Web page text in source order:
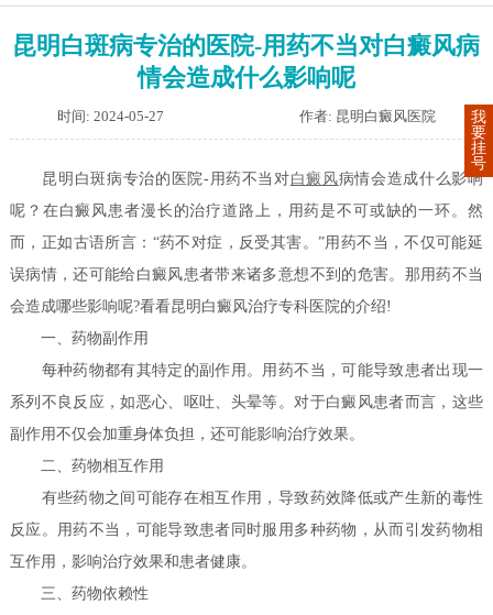
昆明白斑病专治的医院-用药不当对白癜风病
情会造成什么影响呢
时间: 2024-05-27 作者: 昆明白癜风医院
昆明白斑病专治的医院-用药不当对白癜风病情会造成什么影响
呢？在白癜风患者漫长的治疗道路上，用药是不可或缺的一环。然
而，正如古语所言：“药不对症，反受其害。”用药不当，不仅可能延
误病情，还可能给白癜风患者带来诸多意想不到的危害。那用药不当
会造成哪些影响呢?看看昆明白癜风治疗专科医院的介绍!
一、药物副作用
每种药物都有其特定的副作用。用药不当，可能导致患者出现一
系列不良反应，如恶心、呕吐、头晕等。对于白癜风患者而言，这些
副作用不仅会加重身体负担，还可能影响治疗效果。
二、药物相互作用
有些药物之间可能存在相互作用，导致药效降低或产生新的毒性
反应。用药不当，可能导致患者同时服用多种药物，从而引发药物相
互作用，影响治疗效果和患者健康。
三、药物依赖性
我
要
挂
号